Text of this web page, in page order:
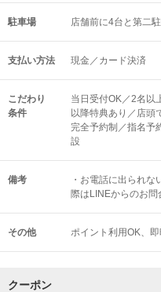
駐車場 店舗前に4台と第二
支払い方法 現金／カード決済
こだわり
条件
当日受付OK／2名以
以降特典あり／店頭
完全予約制／指名予
設
備考
・お電話に出られ
際はLINEからのお
その他 ポイント利用OK
クーポン